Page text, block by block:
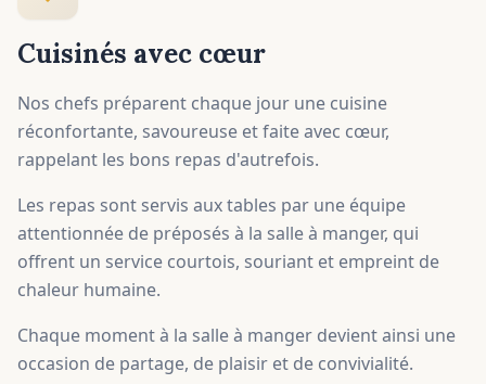
Cuisinés avec cœur
Nos chefs préparent chaque jour une cuisine
réconfortante, savoureuse et faite avec cœur,
rappelant les bons repas d'autrefois.
Les repas sont servis aux tables par une équipe
attentionnée de préposés à la salle à manger, qui
offrent un service courtois, souriant et empreint de
chaleur humaine.
Chaque moment à la salle à manger devient ainsi une
occasion de partage, de plaisir et de convivialité.